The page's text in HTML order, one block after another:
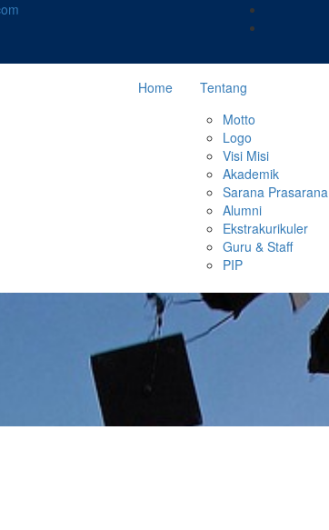
Home
Tentang
Motto
Logo
Visi Misi
Akademik
Sarana Prasarana
Alumni
Ekstrakurikuler
Guru & Staff
PIP